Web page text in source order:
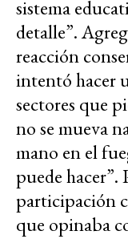
sistema
detalle”.
reacción
intentó hacer
sectores que
no se mueva
mano en el
puede
participación
que opinaba